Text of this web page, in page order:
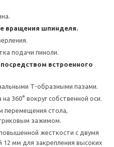
вращения шпинделя.
подачи пиноли.
встроенного
Т-образными пазами.
360° вокруг собственной оси.
перемещения стола,
зажимом.
жесткости с двумя
мм для закрепления высоких